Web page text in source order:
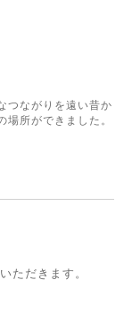
つながりを遠い昔か
所ができました。
ただきます。